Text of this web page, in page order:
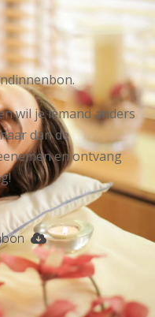
wil je iemand anders
dan de
en ontvang